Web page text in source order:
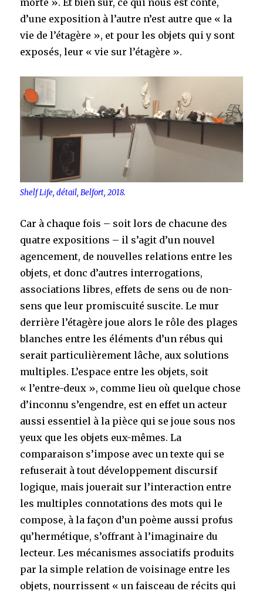
morte ». Et bien sûr, ce qui nous est conté,
d’une exposition à l’autre n’est autre que « la
vie de l’étagère », et pour les objets qui y sont
exposés, leur « vie sur l’étagère ».
Shelf Life, détail, Belfort, 2018.
Car à chaque fois – soit lors de chacune des
quatre expositions – il s’agit d’un nouvel
agencement, de nouvelles relations entre les
objets, et donc d’autres interrogations,
associations libres, effets de sens ou de non-
sens que leur promiscuité suscite. Le mur
derrière l’étagère joue alors le rôle des plages
blanches entre les éléments d’un rébus qui
serait particulièrement lâche, aux solutions
multiples. L’espace entre les objets, soit
« l’entre-deux », comme lieu où quelque chose
d’inconnu s’engendre, est en effet un acteur
aussi essentiel à la pièce qui se joue sous nos
yeux que les objets eux-mêmes. La
comparaison s’impose avec un texte qui se
refuserait à tout développement discursif
logique, mais jouerait sur l’interaction entre
les multiples connotations des mots qui le
compose, à la façon d’un poème aussi profus
qu’hermétique, s’offrant à l’imaginaire du
lecteur. Les mécanismes associatifs produits
par la simple relation de voisinage entre les
objets, nourrissent « un faisceau de récits qui